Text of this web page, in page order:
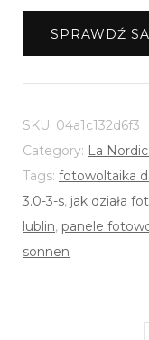
SPRAWDŹ
SKU: 04a1c132d6f3
Category: La
Tags: fotowoltaika
3.0-3-s, jak działa
lublin, panele
sonnen